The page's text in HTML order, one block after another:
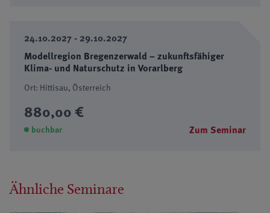
24.10.2027 - 29.10.2027
Modellregion Bregenzerwald – zukunftsfähiger
Klima- und Naturschutz in Vorarlberg
Ort: Hittisau, Österreich
880,00 €
buchbar Zum Seminar
Ähnliche Seminare